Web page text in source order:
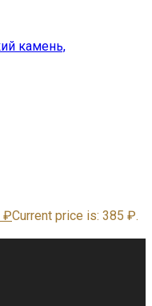
₽Current price is: 385 ₽.